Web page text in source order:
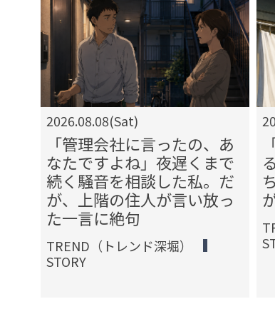
2026.08.08(Sat)
「管理会社に言ったの、あ
なたですよね」夜遅くまで
続く騒音を相談した私。だ
が、上階の住人が言い放っ
た一言に絶句
TREND（トレンド深堀）
STORY